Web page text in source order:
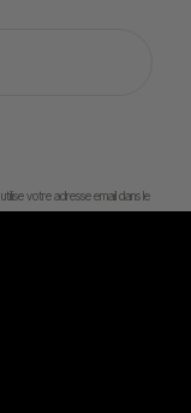
votre adresse email dans le